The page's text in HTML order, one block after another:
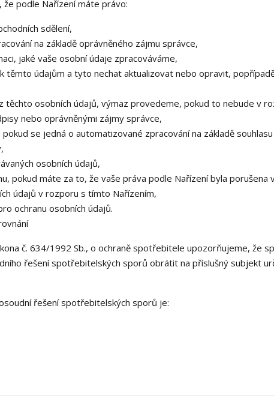
podle Nařízení máte právo:
sdělení,
na základě oprávněného zájmu správce,
jaké vaše osobní údaje zpracováváme,
těmto údajům a tyto nechat aktualizovat nebo opravit,
těchto osobních údajů, výmaz provedeme, pokud to nebude v
nebo oprávněnými zájmy správce,
se jedná o automatizované zpracování na základě
osobních údajů,
pokud máte za to, že vaše práva podle Nařízení byla porušena
údajů v rozporu s tímto Nařízením,
ochranu osobních údajů.
č. 634/1992 Sb., o ochraně spotřebitele upozorňujeme, že
řešení spotřebitelských sporů obrátit na příslušný subjekt
řešení spotřebitelských sporů je: